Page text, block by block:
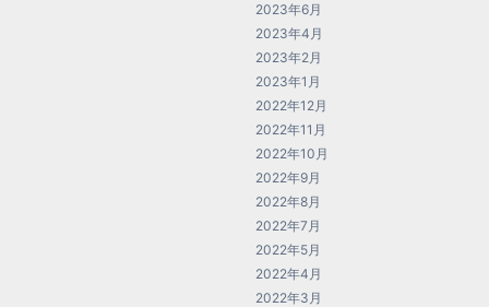
2023年6月
2023年4月
2023年2月
2023年1月
2022年12月
2022年11月
2022年10月
2022年9月
2022年8月
2022年7月
2022年5月
2022年4月
2022年3月